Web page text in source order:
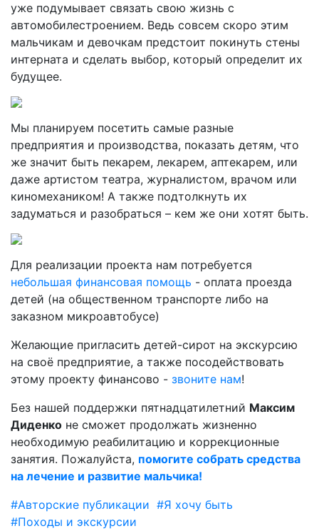
уже подумывает связать свою жизнь с
автомобилестроением. Ведь совсем скоро этим
мальчикам и девочкам предстоит покинуть стены
интерната и сделать выбор, который определит их
будущее.
Мы планируем посетить самые разные
предприятия и производства, показать детям, что
же значит быть пекарем, лекарем, аптекарем, или
даже артистом театра, журналистом, врачом или
киномехаником! А также подтолкнуть их
задуматься и разобраться – кем же они хотят быть.
Для реализации проекта нам потребуется
небольшая финансовая помощь - оплата проезда
детей (на общественном транспорте либо на
заказном микроавтобусе)
Желающие пригласить детей-сирот на экскурсию
на своё предприятие, а также посодействовать
этому проекту финансово - звоните нам!
Без нашей поддержки пятнадцатилетний Максим
Диденко не сможет продолжать жизненно
необходимую реабилитацию и коррекционные
занятия. Пожалуйста, помогите собрать средства
на лечение и развитие мальчика!
#Авторские публикации #Я хочу быть
#Походы и экскурсии